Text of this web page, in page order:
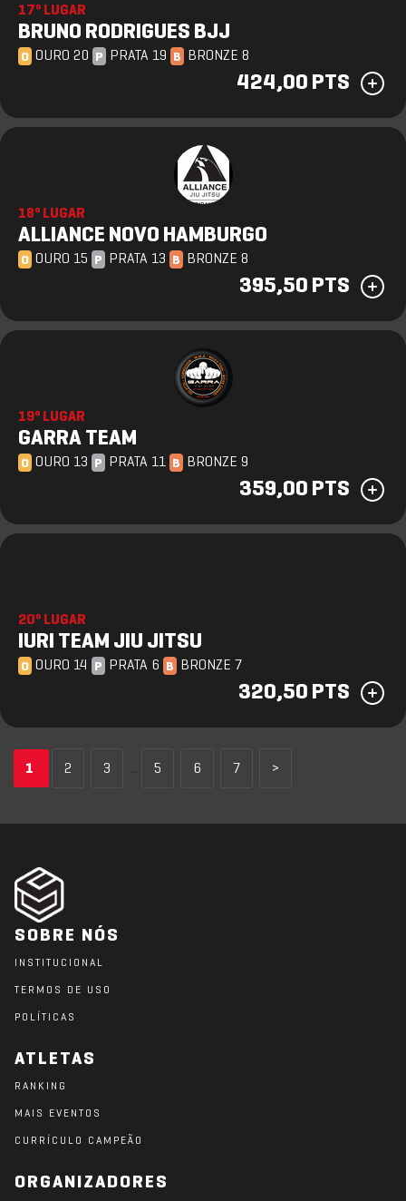
17º LUGAR
BRUNO RODRIGUES BJJ
O OURO 20 P PRATA 19 B BRONZE 8
424,00 PTS
18º LUGAR
ALLIANCE NOVO HAMBURGO
O OURO 15 P PRATA 13 B BRONZE 8
395,50 PTS
19º LUGAR
GARRA TEAM
O OURO 13 P PRATA 11 B BRONZE 9
359,00 PTS
20º LUGAR
IURI TEAM JIU JITSU
O OURO 14 P PRATA 6 B BRONZE 7
320,50 PTS
1 2 3 ... 5 6 7 >
SOBRE NÓS
INSTITUCIONAL
TERMOS DE USO
POLÍTICAS
ATLETAS
RANKING
MAIS EVENTOS
CURRÍCULO CAMPEÃO
ORGANIZADORES